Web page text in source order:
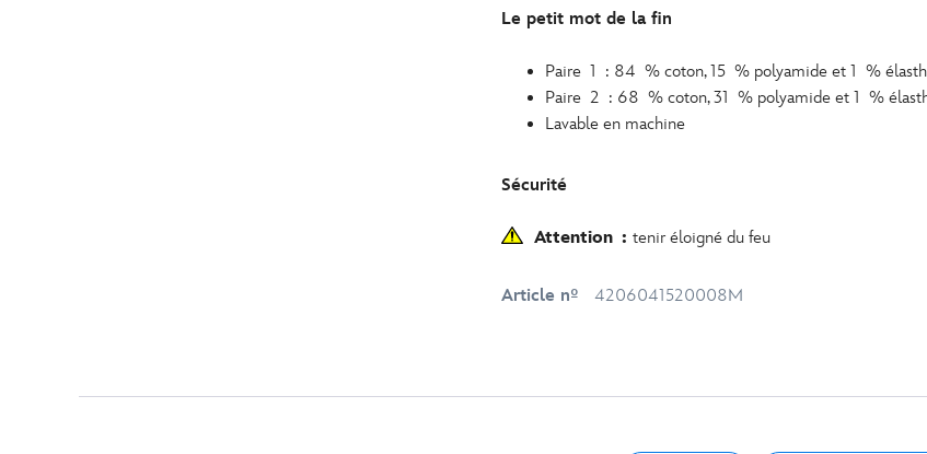
Le petit mot de la fin
Paire 1 : 84 % coton, 15 % polyamide et 1 %
Paire 2 : 68 % coton, 31 % polyamide et 1 %
Lavable en machine
Sécurité
Attention : tenir éloigné du feu
Article nº 4206041520008M